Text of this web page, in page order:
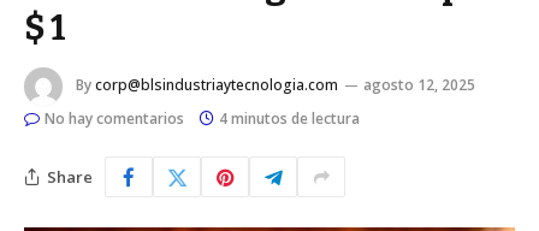
$ 1
Bycorp@blsindustriaytecnologia.com
agosto 12, 2025
No hay comentarios
4 minutos de lectura
Share